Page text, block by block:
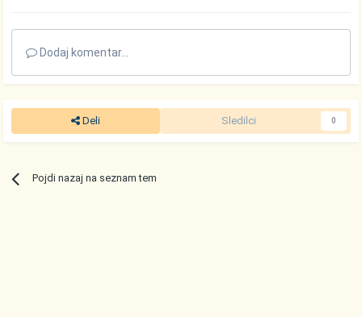
Dodaj komentar...
Deli Sledilci 0
Pojdi nazaj na seznam tem